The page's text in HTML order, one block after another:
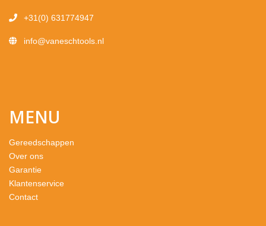
+31(0) 631774947
info@vaneschtools.nl
MENU
Gereedschappen
Over ons
Garantie
Klantenservice
Contact